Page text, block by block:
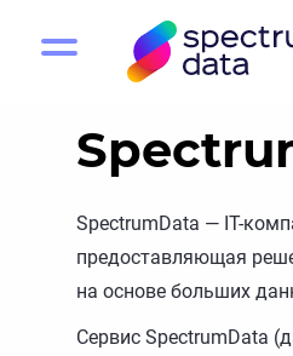
SpectrumData — IT-
предоставляющая
на основе больших
Сервис SpectrumData